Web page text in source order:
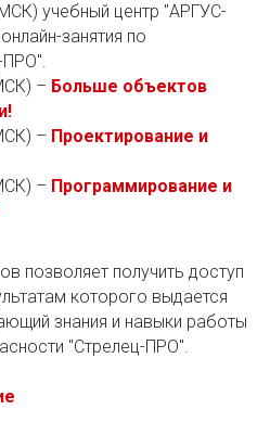
учебный центр "АРГУС-
занятия по
ПРО".
– Больше объектов
– Проектирование и
– Программирование и
позволяет получить доступ
которого выдается
знания и навыки работы
"Стрелец-ПРО".